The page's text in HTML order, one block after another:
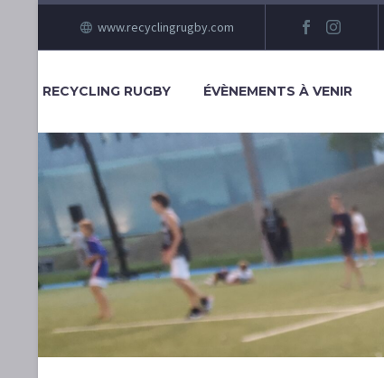
www.recyclingrugby.com
RECYCLING RUGBY ÉVÈNEMENTS À VENIR